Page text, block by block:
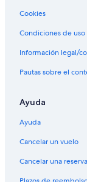
Cookies
Condiciones de uso
Información legal/
Pautas sobre el
Ayuda
Ayuda
Cancelar un vuelo
Cancelar una